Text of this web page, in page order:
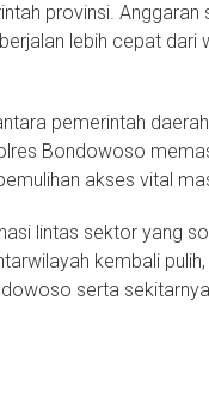
provinsi.
lebih cepat
pemerintah
Bondowoso
akses vital
lintas sektor yang
kembali
serta